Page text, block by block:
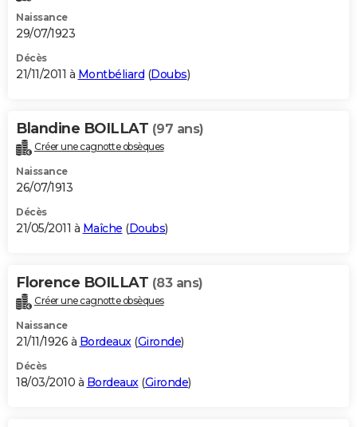
Naissance
29/07/1923
Décès
21/11/2011 à Montbéliard (Doubs)
Blandine BOILLAT (97 ans)
Créer une cagnotte obsèques
Naissance
26/07/1913
Décès
21/05/2011 à Maîche (Doubs)
Florence BOILLAT (83 ans)
Créer une cagnotte obsèques
Naissance
21/11/1926 à Bordeaux(Gironde)
Décès
18/03/2010 à Bordeaux(Gironde)